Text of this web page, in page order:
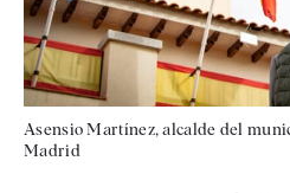
Asensio Martínez, alcalde del
Madrid